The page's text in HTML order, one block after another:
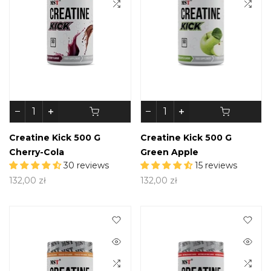
Creatine Kick 500 G
Cherry-Cola
30 reviews
132,00 zł
Creatine Kick 500 G
Green Apple
15 reviews
132,00 zł